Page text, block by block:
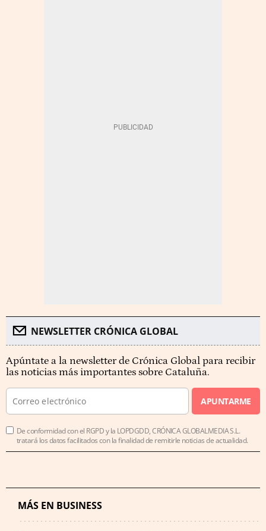
NEWSLETTER CRÓNICA GLOBAL
Apúntate a la newsletter de Crónica Global para recibir
las noticias más importantes sobre Cataluña.
APUNTARME
De conformidad con el RGPD y la LOPDGDD, CRÓNICA GLOBALMEDIA S.L.
tratará los datos facilitados con la finalidad de remitirle noticias de actualidad.
MÁS EN BUSINESS